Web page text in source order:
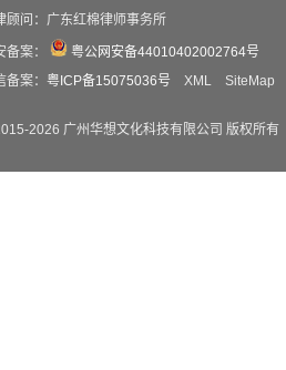
顾问：广东红棉律师事务所
备案：
粤公网安备44010402002764号
备案： 粤ICP备15075036号 XML SiteMap
2026 广州华想文化科技有限公司 版权所有